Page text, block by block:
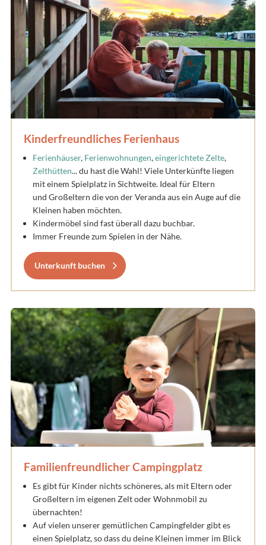
Kinderfreundliches Ferienhaus
Ferienhäuser, Ferienwohnungen,eingerichtete Zelte,
Zelthütten... du hast die Wahl! Viele Unterkünfte liegen
mit einem Spielplatz in Sichtweite. Ideal für Eltern
und Großeltern die von der Veranda aus ein Auge auf die
Kleinen haben möchten.
Kindermöbel sind fast überall dazu buchbar.
Immer Freunde zum Spielen in der Nähe.
Unterkunft buchen
Familienfreundlicher Campingplatz
Es gibt für Kinder nichts schöneres, als mit Eltern oder
Großeltern im eigenen Zelt oder Wohnmobil zu
übernachten!
Auf vielen unserer gemütlichen Campingfelder gibt es
einen Spielplatz, so dass du deine Kleinen immer im Blick